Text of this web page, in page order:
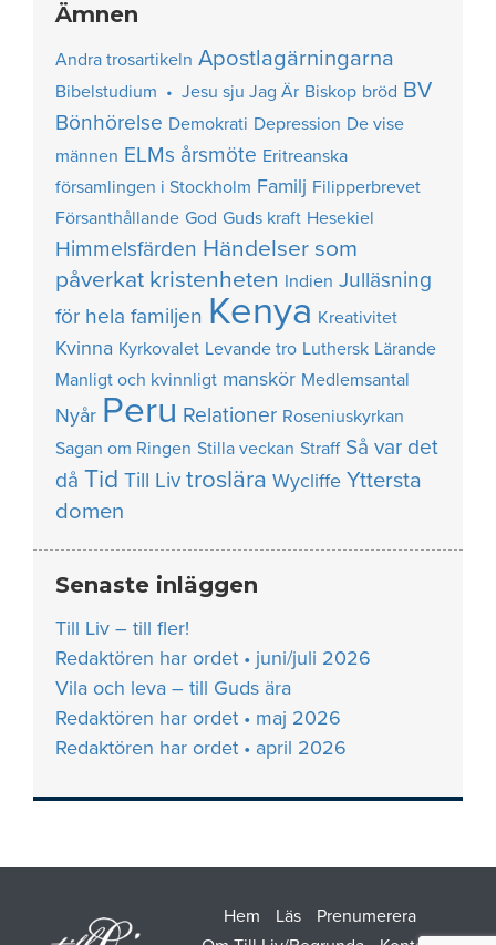
Ämnen
Andra trosartikeln Apostlagärningarna
Bibelstudium • Jesu sju Jag Är Biskop bröd BV
Bönhörelse Demokrati Depression De vise
männen ELMs årsmöte Eritreanska
församlingen i Stockholm Familj Filipperbrevet
Försanthållande God Guds kraft Hesekiel
Himmelsfärden Händelser som
påverkat kristenheten Indien Julläsning
för hela familjen Kenya Kreativitet
Kvinna Kyrkovalet Levande tro Luthersk Lärande
Manligt och kvinnligt manskör Medlemsantal
Nyår Peru Relationer Roseniuskyrkan
Sagan om Ringen Stilla veckan Straff Så var det
då Tid Till Liv troslära Wycliffe Yttersta
domen
Senaste inläggen
Till Liv – till fler!
Redaktören har ordet • juni/juli 2026
Vila och leva – till Guds ära
Redaktören har ordet • maj 2026
Redaktören har ordet • april 2026
Hem Läs
Prenumerera